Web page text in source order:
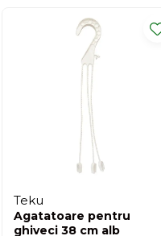
Teku
Agatatoare pentru
ghiveci 38 cm alb